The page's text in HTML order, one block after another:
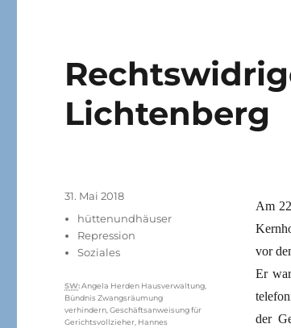
Lichtenberg
Am
vor
Er
der
Veröffentlicht
am
31. Mai 2018
Kategorien
hüttenundhäuser
Repression
Soziales
Schlagwörter
SW:Angela Herden Hausverwaltung
Bündnis Zwangsräumung
verhindern ,Geschäftsanweisung für
Gerichtsvollzieher Hannes